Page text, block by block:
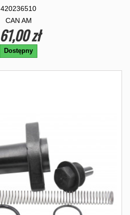
420236510
CAN AM
61,00 zł
Dostępny